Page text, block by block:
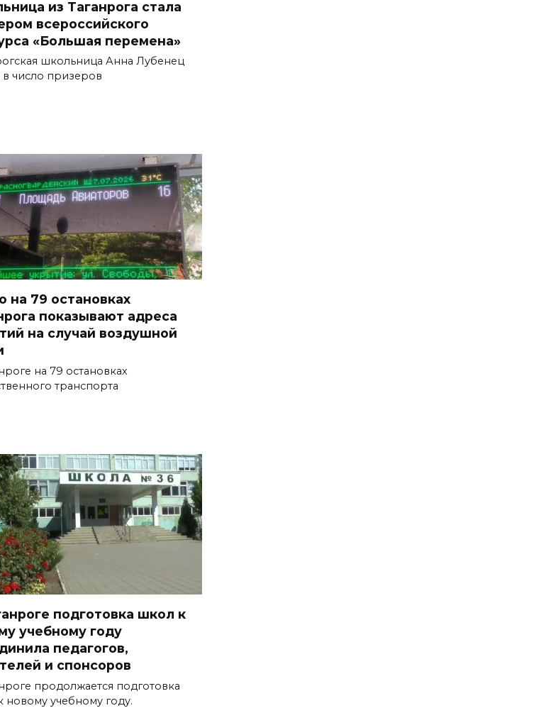
из Таганрога стала
всероссийского
«Большая перемена»
школьница Анна Лубенец
число призеров
на 79 остановках
показывают адреса
на случай воздушной
на 79 остановках
транспорта
подготовка школ к
учебному году
педагогов,
и спонсоров
продолжается подготовка
новому учебному году.